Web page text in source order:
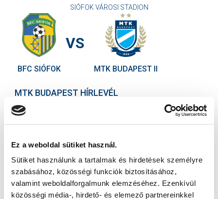
Ez a weboldal sütiket használ.
Sütiket használunk a tartalmak és hirdetések személyre
szabásához, közösségi funkciók biztosításához,
valamint weboldalforgalmunk elemzéséhez. Ezenkívül
közösségi média-, hirdető- és elemező partnereinkkel
SIÓFOK VÁROSI STADION
BFC SIÓFOK
VS
MTK BUDAPEST II
MTK BUDAPEST HÍRLEVÉL
Ne maradjon le egy eseményről sem! Iratkozzon fel ingyenes
Elfogadom azAdatvédelmi tájékoztatót !